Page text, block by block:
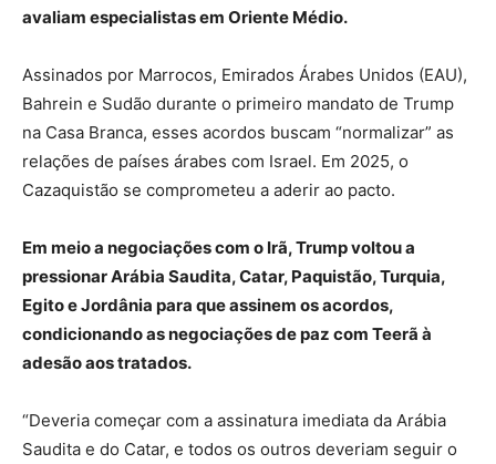
avaliam especialistas em Oriente Médio.
Assinados por Marrocos, Emirados Árabes Unidos (EAU),
Bahrein e Sudão durante o primeiro mandato de Trump
na Casa Branca, esses acordos buscam “normalizar” as
relações de países árabes com Israel. Em 2025, o
Cazaquistão se comprometeu a aderir ao pacto.
Em meio a negociações com o Irã, Trump voltou a
pressionar Arábia Saudita, Catar, Paquistão, Turquia,
Egito e Jordânia para que assinem os acordos,
condicionando as negociações de paz com Teerã à
adesão aos tratados.
“Deveria começar com a assinatura imediata da Arábia
Saudita e do Catar, e todos os outros deveriam seguir o